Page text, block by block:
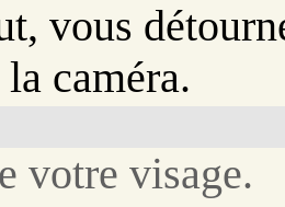
vous
caméra.
votre visage.